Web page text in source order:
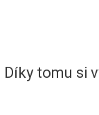
Díky tomu si